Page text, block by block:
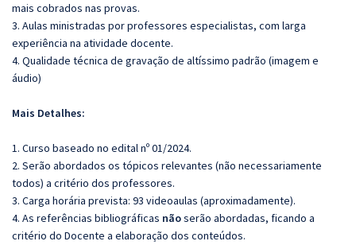
mais cobrados nas provas.
3. Aulas ministradas por professores especialistas, com larga
experiência na atividade docente.
4. Qualidade técnica de gravação de altíssimo padrão (imagem e
áudio)
Mais Detalhes:
1. Curso baseado no edital nº 01/2024.
2. Serão abordados os tópicos relevantes (não necessariamente
todos) a critério dos professores.
3. Carga horária prevista: 93 videoaulas (aproximadamente).
4. As referências bibliográficas nãoserão abordadas, ficando a
critério do Docente a elaboração dos conteúdos.